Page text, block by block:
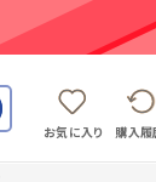
検索
お気に入り
購入履